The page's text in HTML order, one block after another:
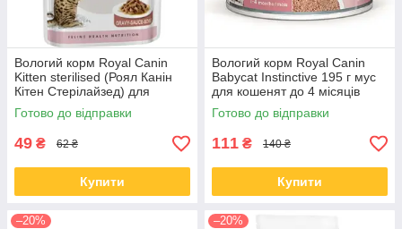
Вологий корм Royal Canin
Kitten sterilised (Роял Канін
Кітен Стерілайзед) для
кошенят, 85 гр від 12 шт.
Готово до відправки
49 ₴ 62 ₴
Купити
Вологий корм Royal Canin
Babycat Instinctive 195 г мус
для кошенят до 4 місяців
Готово до відправки
111 ₴ 140 ₴
Купити
–20% –20%